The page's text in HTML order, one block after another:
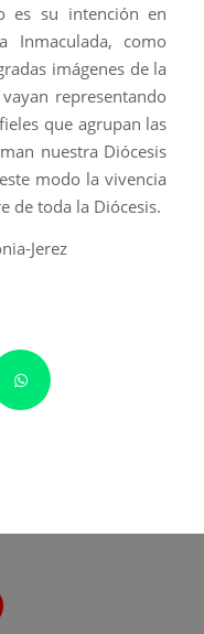
es su intención en
Inmaculada, como
imágenes de la
representando
que agrupan las
nuestra Diócesis
modo la vivencia
de toda la Diócesis.
Jerez